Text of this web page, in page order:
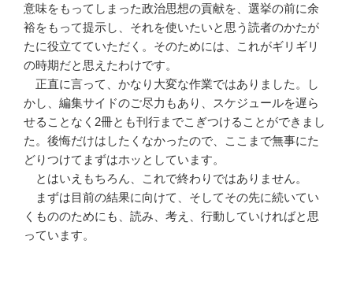
意味をもってしまった政治思想の貢献を、選挙の前に余
裕をもって提示し、それを使いたいと思う読者のかたが
たに役立てていただく。そのためには、これがギリギリ
の時期だと思えたわけです。
正直に言って、かなり大変な作業ではありました。し
かし、編集サイドのご尽力もあり、スケジュールを遅ら
せることなく2冊とも刊行までこぎつけることができまし
た。後悔だけはしたくなかったので、ここまで無事にた
どりつけてまずはホッとしています。
とはいえもちろん、これで終わりではありません。
まずは目前の結果に向けて、そしてその先に続いてい
くもののためにも、読み、考え、行動していければと思
っています。